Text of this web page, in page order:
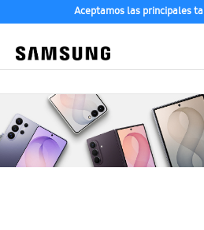
Aceptamos las principales